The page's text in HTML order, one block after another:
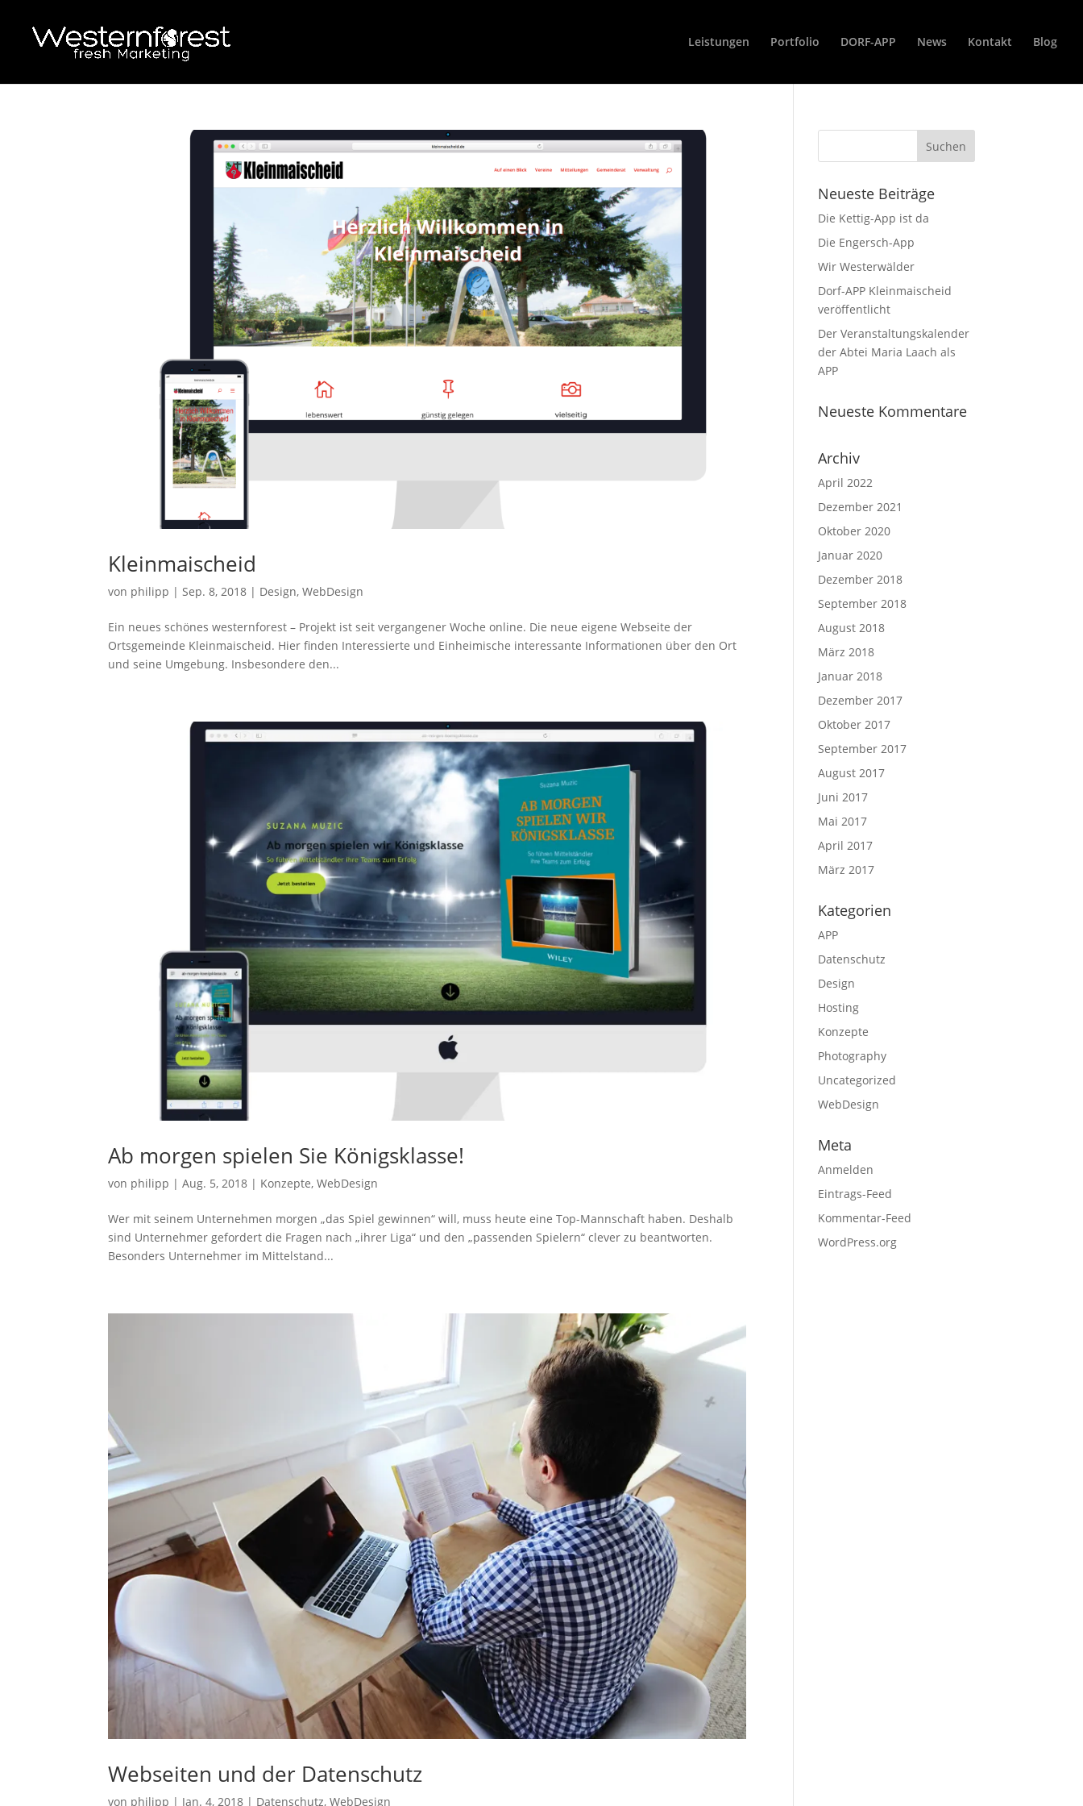
Leistungen Portfolio DORF-APP News Kontakt Blog
Kleinmaischeid
von philipp | Sep. 8, 2018 | Design,WebDesign
Ein neues schönes westernforest – Projekt ist seit vergangener Woche online. Die neue eigene Webseite der
Ortsgemeinde Kleinmaischeid. Hier finden Interessierte und Einheimische interessante Informationen über den Ort
und seine Umgebung. Insbesondere den...
Ab morgen spielen Sie Königsklasse!
von philipp |Aug. 5, 2018 | Konzepte,WebDesign
Wer mit seinem Unternehmen morgen „das Spiel gewinnen“ will, muss heute eine Top-Mannschaft haben. Deshalb
sind Unternehmer gefordert die Fragen nach „ihrer Liga“ und den „passenden Spielern“ clever zu beantworten.
Besonders Unternehmer im Mittelstand...
Webseiten und der Datenschutz
von philipp | Jan. 4, 2018 | Datenschutz,WebDesign
Neueste Beiträge
Die Kettig-App ist da
Die Engersch-App
Wir Westerwälder
Dorf-APP Kleinmaischeid
veröffentlicht
Der Veranstaltungskalender
der Abtei Maria Laach als
APP
Neueste Kommentare
Archiv
April 2022
Dezember 2021
Oktober 2020
Januar 2020
Dezember 2018
September 2018
August 2018
März 2018
Januar 2018
Dezember 2017
Oktober 2017
September 2017
August 2017
Juni 2017
Mai 2017
April 2017
März 2017
Kategorien
APP
Datenschutz
Design
Hosting
Konzepte
Photography
Uncategorized
WebDesign
Meta
Anmelden
Eintrags-Feed
Kommentar-Feed
WordPress.org